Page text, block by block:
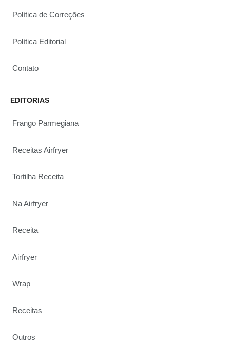
Política de Correções
Política Editorial
Contato
EDITORIAS
Frango Parmegiana
Receitas Airfryer
Tortilha Receita
Na Airfryer
Receita
Airfryer
Wrap
Receitas
Outros